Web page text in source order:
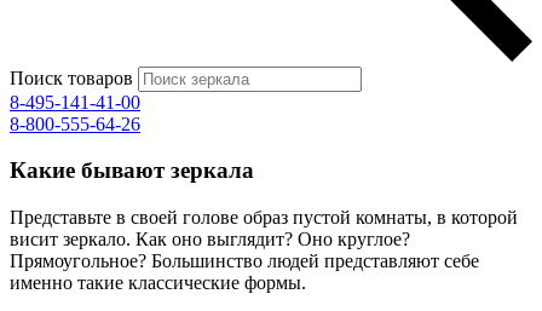
Поиск товаров
8-495-141-41-00
8-800-555-64-26
Какие бывают зеркала
Представьте в своей голове образ пустой комнаты, в которой
висит зеркало. Как оно выглядит? Оно круглое?
Прямоугольное? Большинство людей представляют себе
именно такие классические формы.